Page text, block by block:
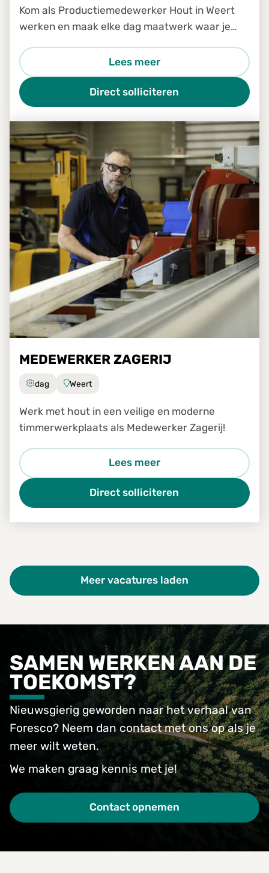
Kom als Productiemedewerker Hout in Weert
werken en maak elke dag maatwerk waar je
Lees meer
Direct solliciteren
MEDEWERKER ZAGERIJ
dag Weert
Werk met hout in een veilige en moderne
timmerwerkplaats als Medewerker Zagerij!
Lees meer
Direct solliciteren
Meer vacatures laden
SAMEN WERKEN AAN DE
TOEKOMST?
Nieuwsgierig geworden naar het verhaal van
Foresco? Neem dan contact met ons op als je
meer wilt weten.
We maken graag kennis met je!
Contact opnemen